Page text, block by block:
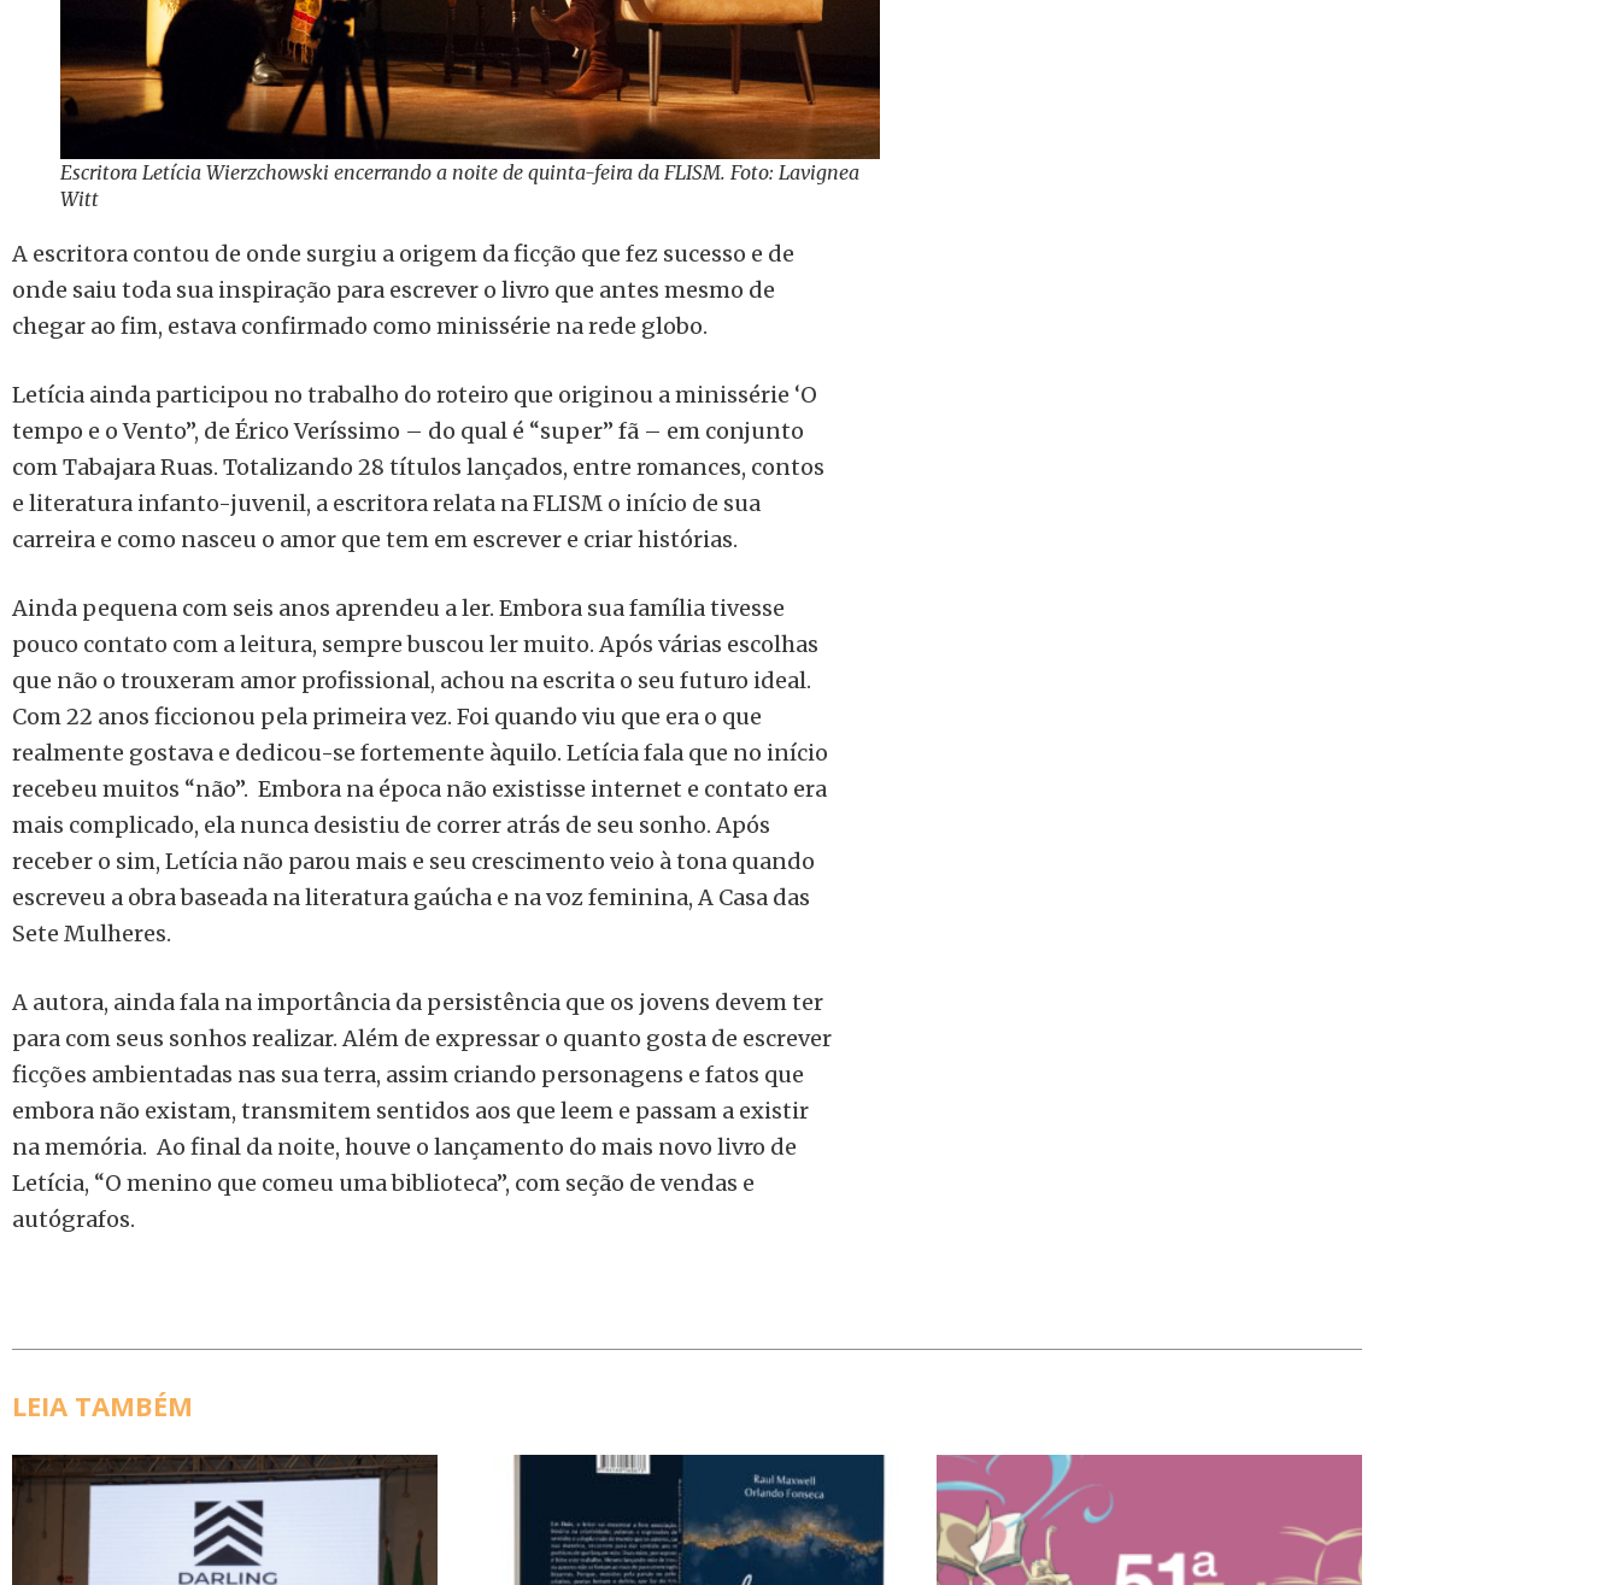
Escritora Letícia Wierzchowski encerrando a noite de quinta-feira da FLISM. Foto: Lavignea
Witt
A escritora contou de onde surgiu a origem da ficção que fez sucesso e de
onde saiu toda sua inspiração para escrever o livro que antes mesmo de
chegar ao fim, estava confirmado como minissérie na rede globo.
Letícia ainda participou no trabalho do roteiro que originou a minissérie ‘O
tempo e o Vento”, de Érico Veríssimo – do qual é “super” fã – em conjunto
com Tabajara Ruas. Totalizando 28 títulos lançados, entre romances, contos
e literatura infanto-juvenil, a escritora relata na FLISM o início de sua
carreira e como nasceu o amor que tem em escrever e criar histórias.
Ainda pequena com seis anos aprendeu a ler. Embora sua família tivesse
pouco contato com a leitura, sempre buscou ler muito. Após várias escolhas
que não o trouxeram amor profissional, achou na escrita o seu futuro ideal.
Com 22 anos ficcionou pela primeira vez. Foi quando viu que era o que
realmente gostava e dedicou-se fortemente àquilo. Letícia fala que no início
recebeu muitos “não”. Embora na época não existisse internet e contato era
mais complicado, ela nunca desistiu de correr atrás de seu sonho. Após
receber o sim, Letícia não parou mais e seu crescimento veio à tona quando
escreveu a obra baseada na literatura gaúcha e na voz feminina, A Casa das
Sete Mulheres.
A autora, ainda fala na importância da persistência que os jovens devem ter
para com seus sonhos realizar. Além de expressar o quanto gosta de escrever
ficções ambientadas nas sua terra, assim criando personagens e fatos que
embora não existam, transmitem sentidos aos que leem e passam a existir
na memória. Ao final da noite, houve o lançamento do mais novo livro de
Letícia, “O menino que comeu uma biblioteca”, com seção de vendas e
autógrafos.
LEIA TAMBÉM